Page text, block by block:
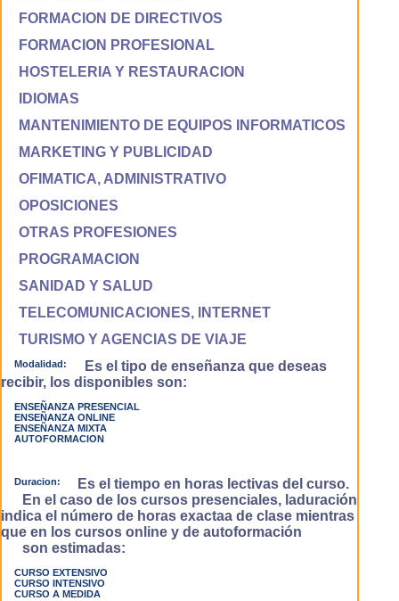
FORMACION DE DIRECTIVOS
FORMACION PROFESIONAL
HOSTELERIA Y RESTAURACION
IDIOMAS
MANTENIMIENTO DE EQUIPOS INFORMATICOS
MARKETING Y PUBLICIDAD
OFIMATICA, ADMINISTRATIVO
OPOSICIONES
OTRAS PROFESIONES
PROGRAMACION
SANIDAD Y SALUD
TELECOMUNICACIONES, INTERNET
TURISMO Y AGENCIAS DE VIAJE
Modalidad:
Es el tipo de enseñanza que deseas
recibir, los disponibles son:
ENSEÑANZA PRESENCIAL
ENSEÑANZA ONLINE
ENSEÑANZA MIXTA
AUTOFORMACION
Duracion:
Es el tiempo en horas lectivas del curso.
En el caso de los cursos presenciales, laduración
indica el número de horas exactaa de clase mientras
que en los cursos online y de autoformación
son estimadas:
CURSO EXTENSIVO
CURSO INTENSIVO
CURSO A MEDIDA